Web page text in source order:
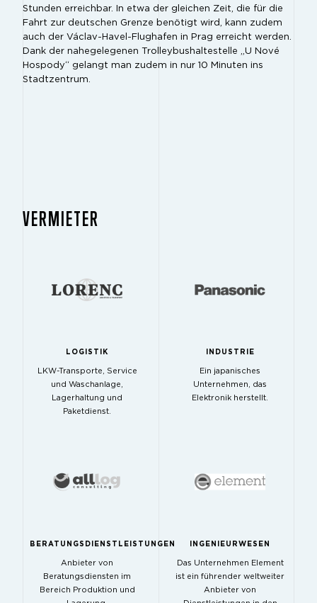
Stunden erreichbar. In etwa der gleichen Zeit, die für die
Fahrt zur deutschen Grenze benötigt wird, kann zudem
auch der Václav-Havel-Flughafen in Prag erreicht werden.
Dank der nahegelegenen Trolleybushaltestelle „U Nové
Hospody“ gelangt man zudem in nur 10 Minuten ins
Stadtzentrum.
VERMIETER
LOGISTIK
LKW-Transporte, Service
und Waschanlage,
Lagerhaltung und
Paketdienst.
INDUSTRIE
Ein japanisches
Unternehmen, das
Elektronik herstellt.
BERATUNGSDIENSTLEISTUNGEN
Anbieter von
Beratungsdiensten im
Bereich Produktion und
INGENIEURWESEN
Das Unternehmen Element
ist ein führender weltweiter
Anbieter von